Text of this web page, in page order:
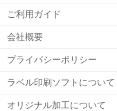
ご利用ガイド
会社概要
プライバシーポリシー
ラベル印刷ソフトについて
オリジナル加工について